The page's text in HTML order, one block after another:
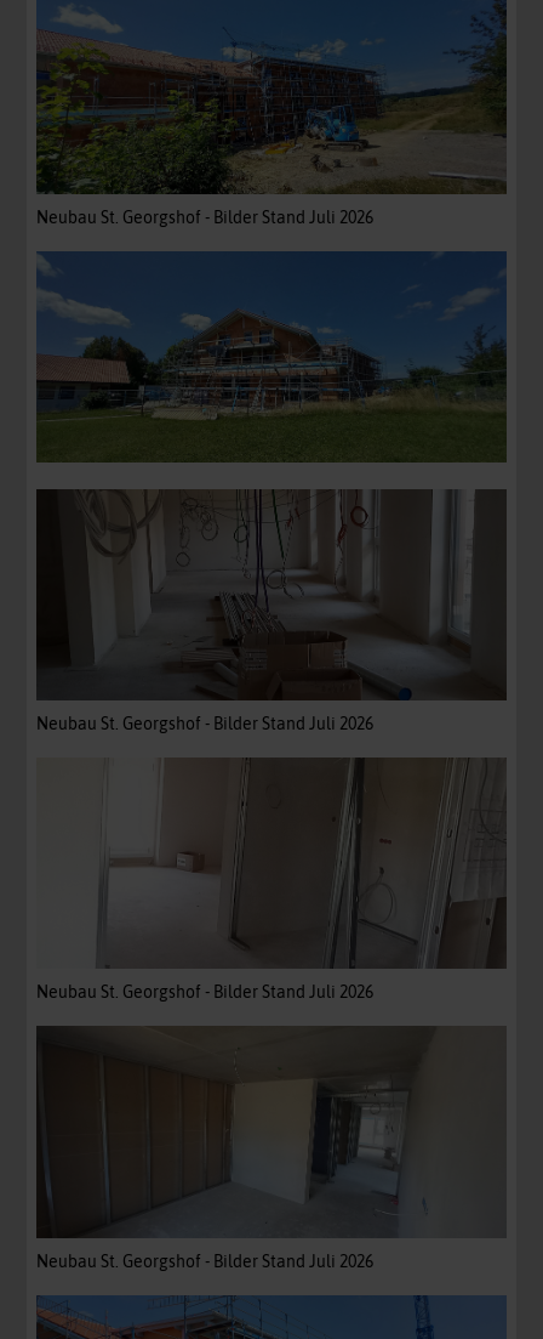
Neubau St. Georgshof - Bilder Stand Juli 2026
Neubau St. Georgshof - Bilder Stand Juli 2026
Neubau St. Georgshof - Bilder Stand Juli 2026
Neubau St. Georgshof - Bilder Stand Juli 2026